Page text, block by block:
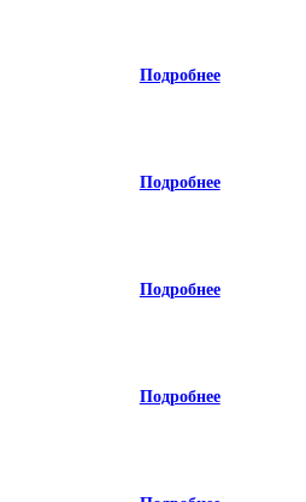
Подробнее
Подробнее
Подробнее
Подробнее